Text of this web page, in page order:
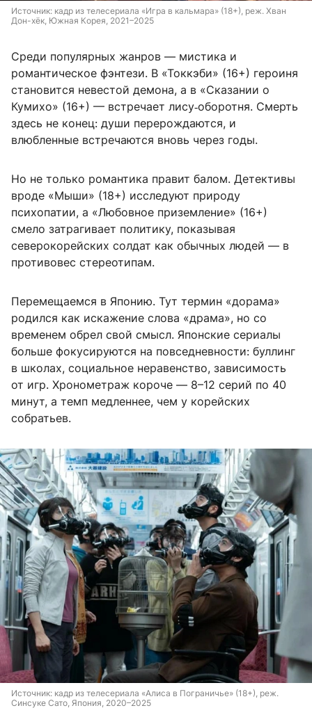
Источник: кадр из телесериала «Игра в кальмара» (18+), реж. Хван
Дон-хёк, Южная Корея, 2021–2025
Среди популярных жанров — мистика и
романтическое фэнтези. В «Токкэби» (16+) героиня
становится невестой демона, а в «Сказании о
Кумихо» (16+) — встречает лису‑оборотня. Смерть
здесь не конец: души перерождаются, и
влюбленные встречаются вновь через годы.
Но не только романтика правит балом. Детективы
вроде «Мыши» (18+) исследуют природу
психопатии, а «Любовное приземление» (16+)
смело затрагивает политику, показывая
северокорейских солдат как обычных людей — в
противовес стереотипам.
Перемещаемся в Японию. Тут термин «дорама»
родился как искажение слова «драма», но со
временем обрел свой смысл. Японские сериалы
больше фокусируются на повседневности: буллинг
в школах, социальное неравенство, зависимость
от игр. Хронометраж короче — 8–12 серий по 40
минут, а темп медленнее, чем у корейских
собратьев.
Источник: кадр из телесериала «Алиса в Пограничье» (18+), реж.
Синсуке Сато, Япония, 2020–2025